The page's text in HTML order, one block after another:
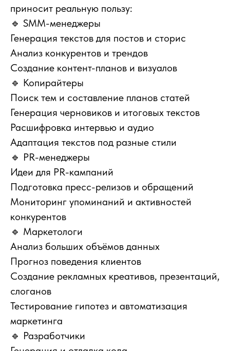
приносит реальную пользу:
🔹 SMM-менеджеры
Генерация текстов для постов и сторис
Анализ конкурентов и трендов
Создание контент-планов и визуалов
🔹 Копирайтеры
Поиск тем и составление планов статей
Генерация черновиков и итоговых текстов
Расшифровка интервью и аудио
Адаптация текстов под разные стили
🔹 PR-менеджеры
Идеи для PR-кампаний
Подготовка пресс-релизов и обращений
Мониторинг упоминаний и активностей
конкурентов
🔹 Маркетологи
Анализ больших объёмов данных
Прогноз поведения клиентов
Создание рекламных креативов, презентаций,
слоганов
Тестирование гипотез и автоматизация
маркетинга
🔹 Разработчики